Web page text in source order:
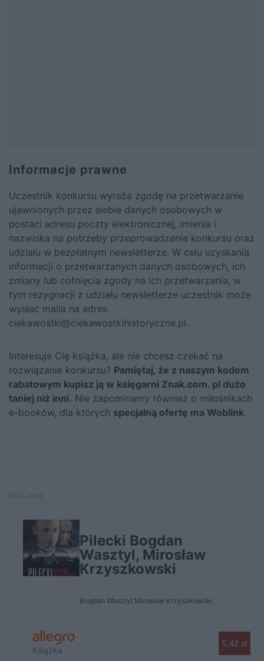
Informacje prawne
Uczestnik konkursu wyraża zgodę na przetwarzanie
ujawnionych przez siebie danych osobowych w
postaci adresu poczty elektronicznej, imienia i
nazwiska na potrzeby przeprowadzenia konkursu oraz
udziału w bezpłatnym newsletterze. W celu uzyskania
informacji o przetwarzanych danych osobowych, ich
zmiany lub cofnięcia zgody na ich przetwarzania, w
tym rezygnacji z udziału newsletterze uczestnik może
wysłać maila na adres
ciekawostki@ciekawostkihistoryczne.pl.
Interesuje Cię książka, ale nie chcesz czekać na
rozwiązanie konkursu? Pamiętaj, że z naszym kodem
rabatowym kupisz ją w księgarni Znak.com. pl dużo
taniej niż inni. Nie zapominamy również o miłośnikach
e-booków, dla których specjalną ofertę ma Woblink.